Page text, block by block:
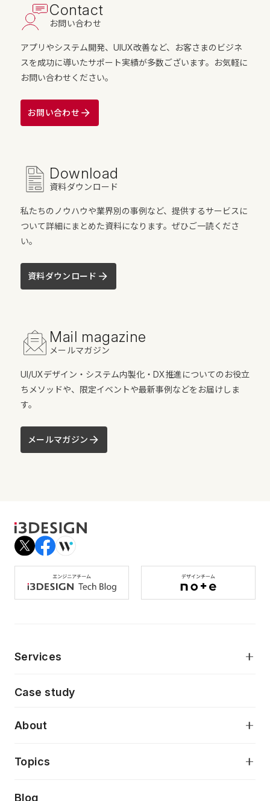
Contact
お問い合わせ
アプリやシステム開発、UIUX改善など、お客さまのビジネ
スを成功に導いたサポート実績が多数ございます。お気軽に
お問い合わせください。
お問い合わせ
Download
資料ダウンロード
私たちのノウハウや業界別の事例など、提供するサービスに
ついて詳細にまとめた資料になります。ぜひご一読くださ
い。
資料ダウンロード
Mail magazine
メールマガジン
UI/UXデザイン・システム内製化・DX推進についてのお役立
ちメソッドや、限定イベントや最新事例などをお届けしま
す。
メールマガジン
Services
AI駆動開発支援
デジタルプロダクトデザイン
デザインシステム構築支援
Case study
About
当社が目指しているもの
Topics
Press release
Blog